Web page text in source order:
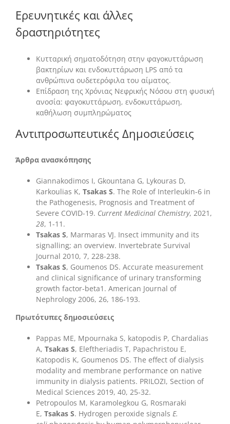
Ερευνητικές και άλλες
δραστηριότητες
Κυτταρική σηματοδότηση στην φαγοκυττάρωση
βακτηρίων και ενδοκυττάρωση LPS από τα
ανθρώπινα ουδετερόφιλα του αίματος.
Επίδραση της Χρόνιας Νεφρικής Νόσου στη φυσική
ανοσία: φαγοκυττάρωση, ενδοκυττάρωση,
καθήλωση συμπληρώματος
Αντιπροσωπευτικές Δημοσιεύσεις
Άρθρα ανασκόπησης
Giannakodimos I, Gkountana G, Lykouras D,
Karkoulias K, Tsakas S. The Role of Interleukin-6 in
the Pathogenesis, Prognosis and Treatment of
Severe COVID-19. Current Medicinal Chemistry, 2021,
28, 1-11.
Tsakas S, Marmaras VJ. Insect immunity and its
signalling; an overview. Invertebrate Survival
Journal 2010, 7, 228-238.
Tsakas S, Goumenos DS. Accurate measurement
and clinical significance of urinary transforming
growth factor-beta1. American Journal of
Nephrology 2006, 26, 186-193.
Πρωτότυπες δημοσιεύσεις
Pappas ME, Mpournaka S, katopodis P, Chardalias
A, Tsakas S, Eleftheriadis T, Papachristou E,
Katopodis K, Goumenos DS. The effect of dialysis
modality and membrane performance on native
immunity in dialysis patients. PRILOZI, Section of
Medical Sciences 2019, 40, 25-32.
Petropoulos M, Karamolegkou G, Rosmaraki
E, Tsakas S. Hydrogen peroxide signals E.